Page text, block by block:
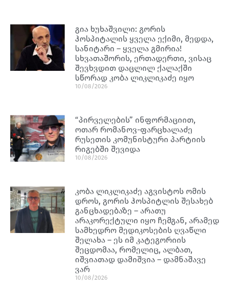
გია ხუხაშვილი: გორის
ჰოსპიტალის ყველა ექიმი, მედდა,
სანიტარი – ყველა გმირია!
სხვათაშორის, ერთადერთი, ვისაც
შევხვდით დაცლილ ქალაქში
სწორად კობა ლიკლიკაძე იყო
10/08/2026
“პირველების” ინფორმაციით,
ოთარ რომანოვ-ფარცხალაძე
რუსეთის კომუნისტური პარტიის
რიგებში შევიდა
10/08/2026
კობა ლიკლიკაძე აგვისტოს ომის
დროს, გორის ჰოსპიტლის შესახებ
განცხადებაზე – არათუ
არაკორექტული იყო ჩემგან, არამედ
სამხედრო მედიკოსების ღვაწლი
შელახა – ეს იმ კატეგორიის
შეცდომაა, რომელიც, ალბათ,
იშვიათად დამიშვია – დამნაშავე
ვარ
10/08/2026